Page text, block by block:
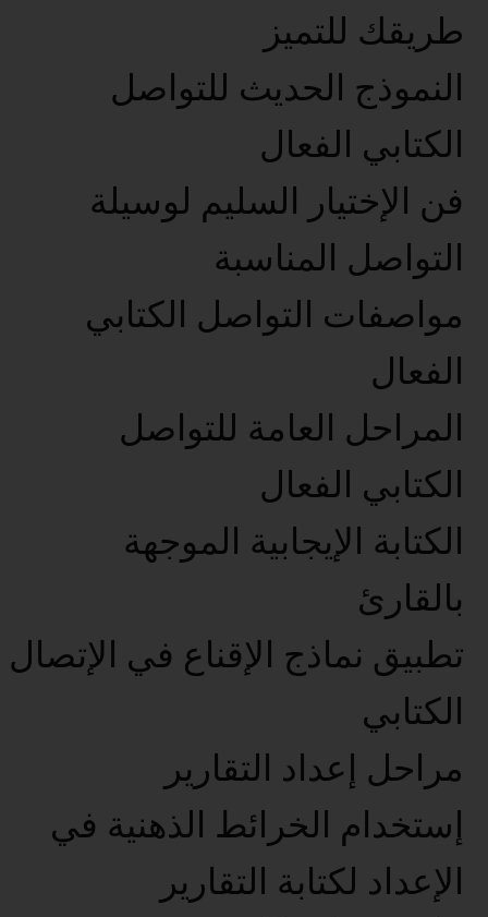
طريقك للتميز
النموذج الحديث للتواصل
الكتابي الفعال
فن الإختيار السليم لوسيلة
التواصل المناسبة
مواصفات التواصل الكتابي
الفعال
المراحل العامة للتواصل
الكتابي الفعال
الكتابة الإيجابية الموجهة
بالقارئ
تطبيق نماذج الإقناع في الإتصال
الكتابي
مراحل إعداد التقارير
إستخدام الخرائط الذهنية في
الإعداد لكتابة التقارير